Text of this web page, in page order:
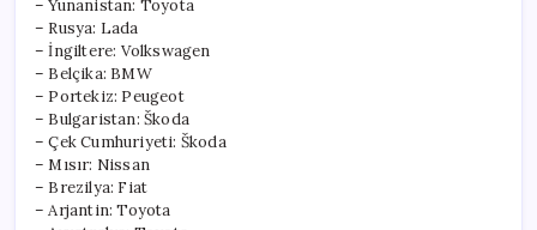
– Yunanistan: Toyota
– Rusya: Lada
– İngiltere: Volkswagen
– Belçika: BMW
– Portekiz: Peugeot
– Bulgaristan: Škoda
– Çek Cumhuriyeti: Škoda
– Mısır: Nissan
– Brezilya: Fiat
– Arjantin: Toyota